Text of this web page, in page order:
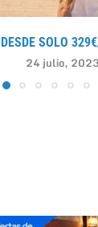
SOLO
24 julio, 2023